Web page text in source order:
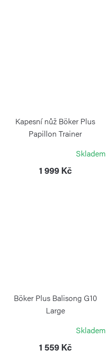
Kapesní nůž Böker Plus
Papillon Trainer
Skladem
1 999 Kč
Böker Plus Balisong G10
Large
Skladem
1 559 Kč